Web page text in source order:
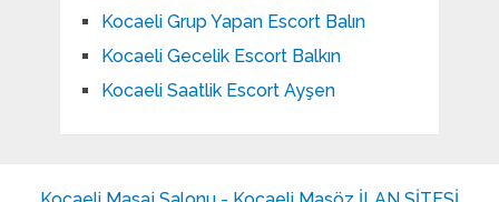
Kocaeli Grup Yapan Escort Balın
Kocaeli Gecelik Escort Balkın
Kocaeli Saatlik Escort Ayşen